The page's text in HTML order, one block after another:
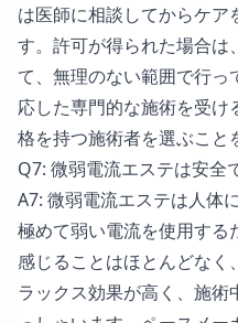
は医師に相談してからケア
す。許可が得られた場合は
て、無理のない範囲で行
応した専門的な施術を受
格を持つ施術者を選ぶこと
Q7: 微弱電流エステは安全
A7: 微弱電流エステは人体
極めて弱い電流を使用する
感じることはほとんどなく
ラックス効果が高く、施術